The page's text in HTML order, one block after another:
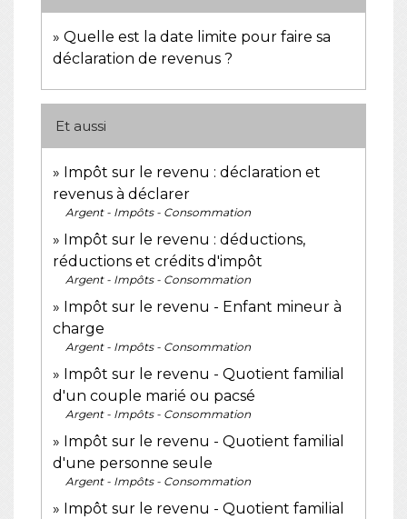
Quelle est la date limite pour faire sa
déclaration de revenus ?
Et aussi
Impôt sur le revenu : déclaration et
revenus à déclarer
Argent - Impôts - Consommation
Impôt sur le revenu : déductions,
réductions et crédits d'impôt
Argent - Impôts - Consommation
Impôt sur le revenu - Enfant mineur à
charge
Argent - Impôts - Consommation
Impôt sur le revenu - Quotient familial
d'un couple marié ou pacsé
Argent - Impôts - Consommation
Impôt sur le revenu - Quotient familial
d'une personne seule
Argent - Impôts - Consommation
Impôt sur le revenu - Quotient familial